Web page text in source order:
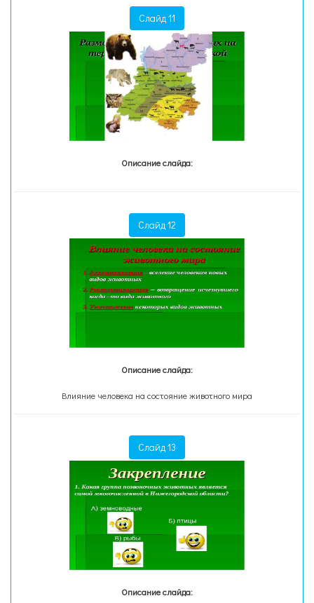
Слайд 11
Описание слайда:
Слайд 12
Описание слайда:
Влияние человека на состояние животного мира
Слайд 13
Описание слайда: